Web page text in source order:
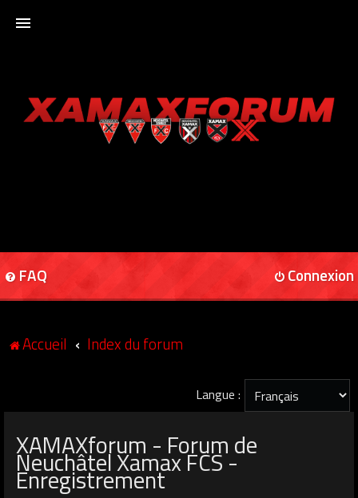
XAMAXFORUM
FAQ Connexion
Accueil Index du forum
Langue :
XAMAXforum - Forum de
Neuchâtel Xamax FCS -
Enregistrement